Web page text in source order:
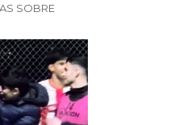
SOBRE